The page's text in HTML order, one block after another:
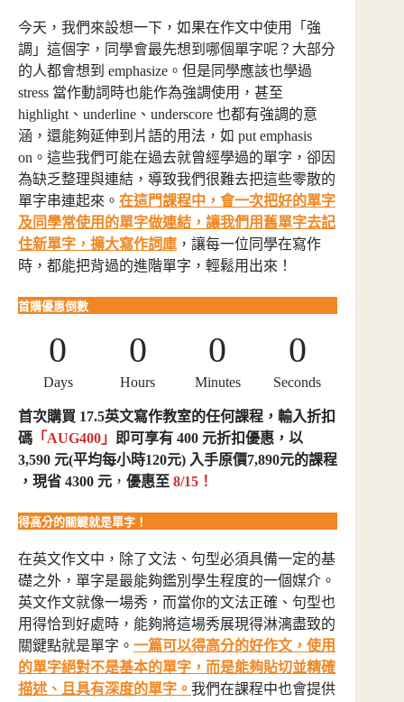
今天，我們來設想一下，如果在作文中使用「強
調」這個字，同學會最先想到哪個單字呢？大部分
的人都會想到 emphasize。但是同學應該也學過
stress 當作動詞時也能作為強調使用，甚至
highlight、underline、underscore 也都有強調的意
涵，還能夠延伸到片語的用法，如 put emphasis
on。這些我們可能在過去就曾經學過的單字，卻因
為缺乏整理與連結，導致我們很難去把這些零散的
單字串連起來。 在這門課程中，會一次把好的單字
及同學常使用的單字做連結，讓我們用舊單字去記
住新單字，擴大寫作詞庫 ，讓每一位同學在寫作
時，都能把背過的進階單字，輕鬆用出來！
首購優惠倒數
0
Days
0
Hours
0
Minutes
0
Seconds
首次購買 17.5英文寫作教室的任何課程，輸入折扣
碼 「AUG400」 即可享有 400 元折扣優惠， 以
3,590 元(平均每小時120元) 入手原價7,890元的課程
，現省 4300 元 ， 優惠至 8/15！
得高分的關鍵就是單字！
在英文作文中，除了文法、句型必須具備一定的基
礎之外，單字是最能夠鑑別學生程度的一個媒介。
英文作文就像一場秀，而當你的文法正確、句型也
用得恰到好處時，能夠將這場秀展現得淋漓盡致的
關鍵點就是單字。 一篇可以得高分的好作文，使用
的單字絕對不是基本的單字，而是能夠貼切並精確
描述、且具有深度的單字。 我們在課程中也會提供